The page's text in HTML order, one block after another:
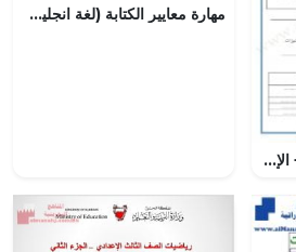
ورقة عمل (أنواع الضمائر)+ الإجابة (لغة عربية) الخامس
مهارة معايير الكتابة (لغة انجليزية) التاسع